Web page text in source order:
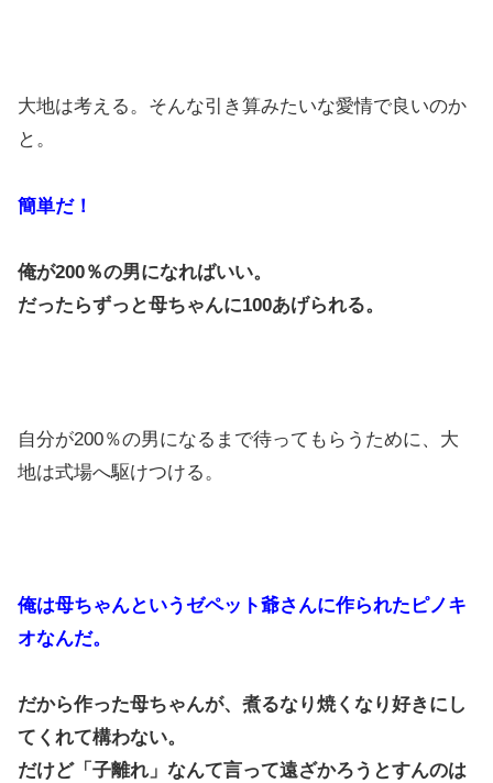
大地は考える。そんな引き算みたいな愛情で良いのか
と。
簡単だ！
俺が200％の男になればいい。
だったらずっと母ちゃんに100あげられる。
自分が200％の男になるまで待ってもらうために、大
地は式場へ駆けつける。
俺は母ちゃんというゼペット爺さんに作られたピノキ
オなんだ。
だから作った母ちゃんが、煮るなり焼くなり好きにし
てくれて構わない。
だけど「子離れ」なんて言って遠ざかろうとすんのは